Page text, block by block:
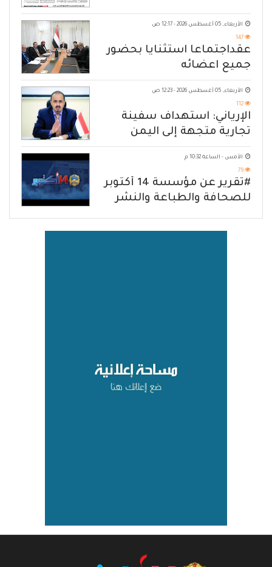
الأربعاء, 05 أغسطس 2026 - 12:17 ص
147
عقداجتماعا استثنايا بحضور
جميع اعضائه
الأربعاء, 05 أغسطس 2026 - 12:23 ص
112
الإرياني: استهداف سفينة
تجارية متجهة إلى اليمن
يكشف حصار الحوثي للشعب
الأمس - الساعة 10:32 م
79
#تقرير عن مؤسسة 14 أكتوبر
للصحافة والطباعة والنشر